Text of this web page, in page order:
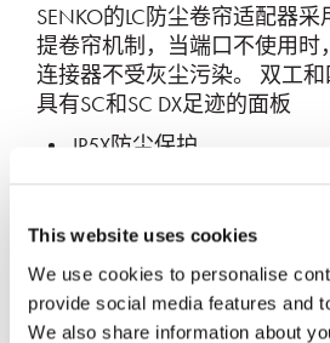
This website uses cookies
We use cookies to personalise
provide social media features and
We also share information about
SENKO的LC防尘卷帘适配器
提卷帘机制，当端口不使用时
连接器不受灰尘污染。 双工
具有SC和SC DX足迹的面板
IP5X防尘保护
防尘快门阻挡-24dB @1310nm
可见光源追溯
一体化的机身设计